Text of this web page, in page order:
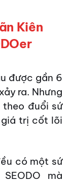
Kiên
được gần 6
ra. Nhưng
theo đuổi sứ
giá trị cốt lõi
có một sứ
mà